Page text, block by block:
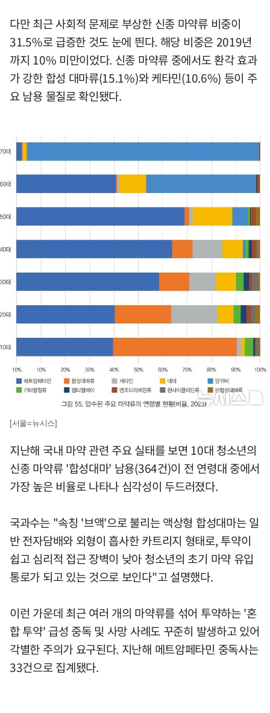
다만 최근 사회적 문제로 부상한 신종 마약류 비중이
31.5%로 급증한 것도 눈에 띈다. 해당 비중은 2019년
까지 10% 미만이었다. 신종 마약류 중에서도 환각 효과
가 강한 합성 대마류(15.1%)와 케타민(10.6%) 등이 주
요 남용 물질로 확인됐다.
[서울=뉴시스]
지난해 국내 마약 관련 주요 실태를 보면 10대 청소년의
신종 마약류 '합성대마' 남용(364건)이 전 연령대 중에서
가장 높은 비율로 나타나 심각성이 두드러졌다.
국과수는 "속칭 '브액'으로 불리는 액상형 합성대마는 일
반 전자담배와 외형이 흡사한 카트리지 형태로, 투약이
쉽고 심리적 접근 장벽이 낮아 청소년의 초기 마약 유입
통로가 되고 있는 것으로 보인다"고 설명했다.
이런 가운데 최근 여러 개의 마약류를 섞어 투약하는 '혼
합 투약' 급성 중독 및 사망 사례도 꾸준히 발생하고 있어
각별한 주의가 요구된다. 지난해 메트암페타민 중독사는
33건으로 집계됐다.